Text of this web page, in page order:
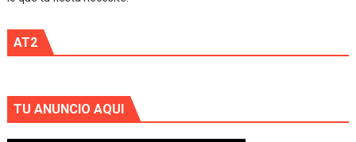
AT2
TU ANUNCIO AQUI